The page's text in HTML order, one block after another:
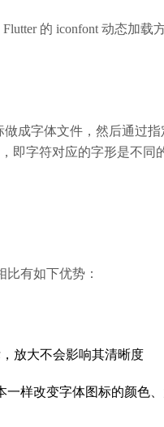
的 iconfont 动态加载方
做成字体文件，然后通过
即字符对应的字形是不同
比有如下优势：
放大不会影响其清晰度
样改变字体图标的颜色、